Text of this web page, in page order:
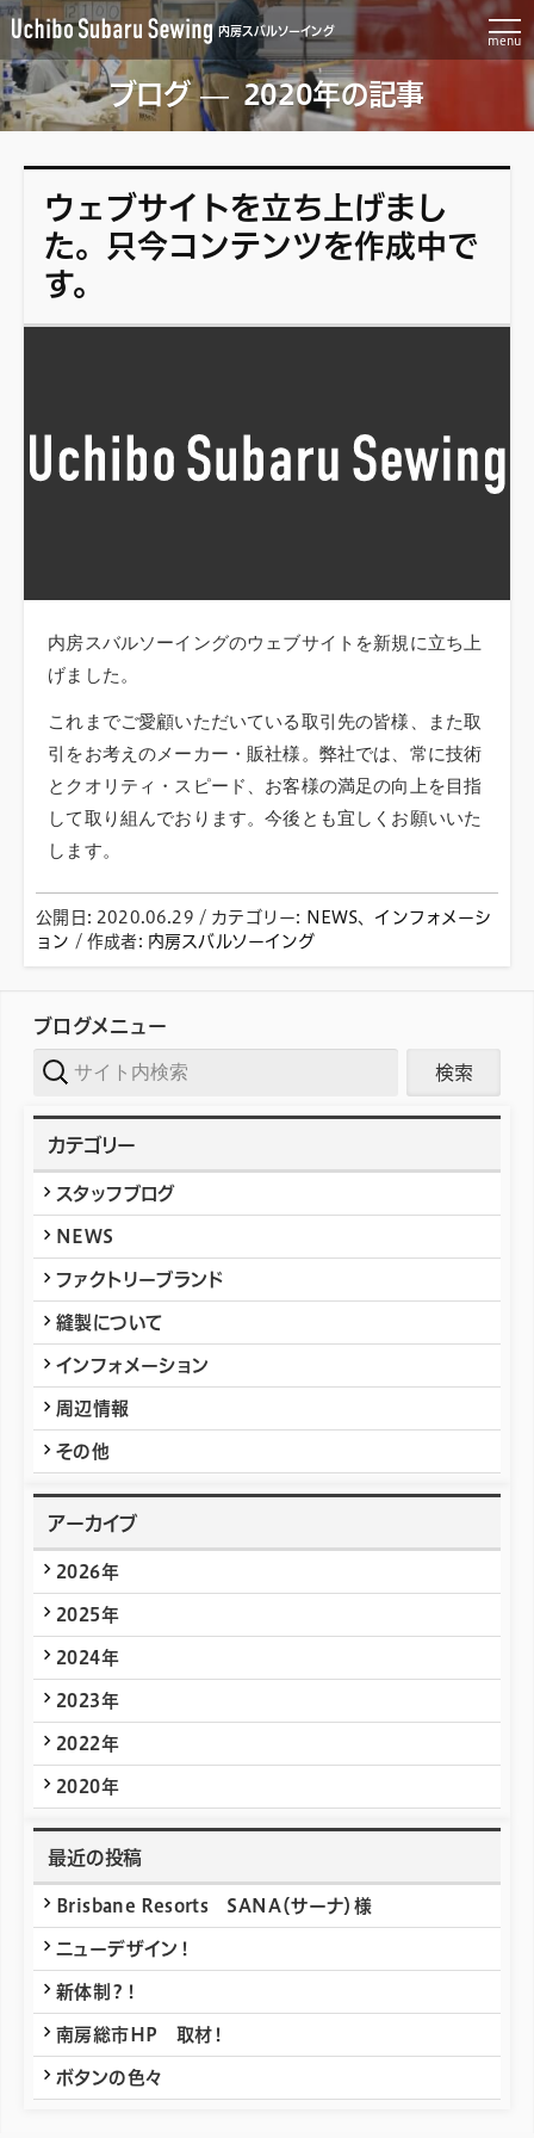
内房スバルソーイング
menu
ブログ 2020年の記事
ウェブサイトを立ち上げまし
た。只今コンテンツを作成中で
す。
内房スバルソーイングのウェブサイトを新規に立ち上
げました。
これまでご愛顧いただいている取引先の皆様、また取
引をお考えのメーカー・販社様。弊社では、常に技術
とクオリティ・スピード、お客様の満足の向上を目指
して取り組んでおります。今後とも宜しくお願いいた
します。
公開日: 2020.06.29 （ 2023.06.07更新）
/ カテゴリー: NEWS、 インフォメーシ
ョン /作成者: 内房スバルソーイング
ブログメニュー
サイト内検
カテゴリー
スタッフブログ
NEWS
ファクトリーブランド
縫製について
インフォメーション
周辺情報
その他
アーカイブ
2026年
2025年
2024年
2023年
2022年
2020年
最近の投稿
Brisbane Resorts SANA（サーナ）様
ニューデザイン！
新体制？！
南房総市HP 取材！
ボタンの色々